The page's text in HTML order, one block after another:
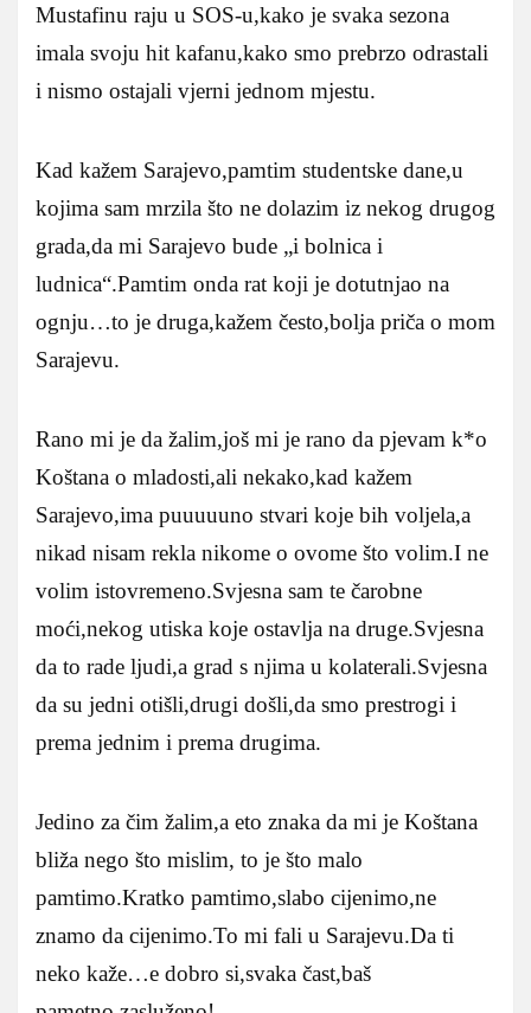
Mustafinu raju u SOS-u,kako je svaka sezona
imala svoju hit kafanu,kako smo prebrzo odrastali
i nismo ostajali vjerni jednom mjestu.
Kad kažem Sarajevo,pamtim studentske dane,u
kojima sam mrzila što ne dolazim iz nekog drugog
grada,da mi Sarajevo bude „i bolnica i
ludnica“.Pamtim onda rat koji je dotutnjao na
ognju…to je druga,kažem često,bolja priča o mom
Sarajevu.
Rano mi je da žalim,još mi je rano da pjevam k*o
Koštana o mladosti,ali nekako,kad kažem
Sarajevo,ima puuuuuno stvari koje bih voljela,a
nikad nisam rekla nikome o ovome što volim.I ne
volim istovremeno.Svjesna sam te čarobne
moći,nekog utiska koje ostavlja na druge.Svjesna
da to rade ljudi,a grad s njima u kolaterali.Svjesna
da su jedni otišli,drugi došli,da smo prestrogi i
prema jednim i prema drugima.
Jedino za čim žalim,a eto znaka da mi je Koštana
bliža nego što mislim, to je što malo
pamtimo.Kratko pamtimo,slabo cijenimo,ne
znamo da cijenimo.To mi fali u Sarajevu.Da ti
neko kaže…e dobro si,svaka čast,baš